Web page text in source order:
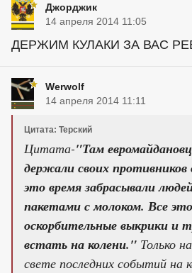
Джорджик
14 апреля 2014 11:05
ДЕРЖИМ КУЛАКИ ЗА ВАС
Werwolf
14 апреля 2014 11:11
Цитата: Терский
Цитата-"Там
держали своих
это время забрасывали
пакетами с молоком. Все
оскорбительные выкрики и
встать на колени." Только
свете последних событий на